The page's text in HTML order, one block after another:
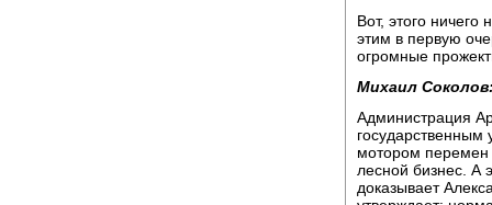
Вот, этого
этим в первую
огромные
Михаил
Администрация
государственным
мотором перемен
лесной бизнес. А
доказывает